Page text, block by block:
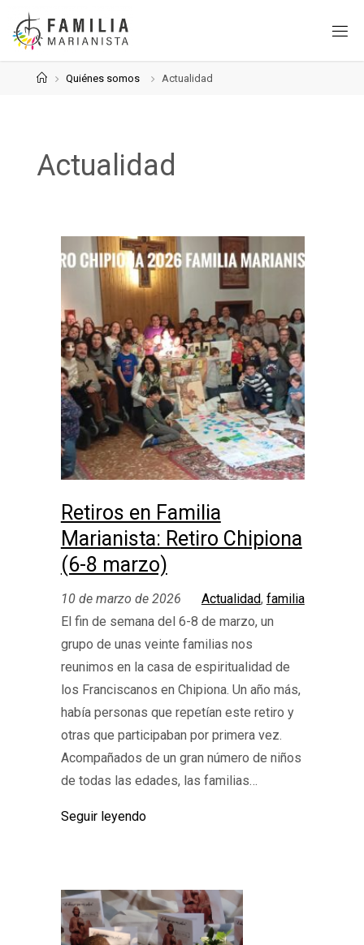
Saltar
contenido
PáginaQuiénes somos Actualidad
Actualidad
Retiros en Familia
Marianista: Retiro Chipiona
(6-8 marzo)
10 de marzo de 2026 Actualidad, familia
El fin de semana del 6-8 de marzo, un
grupo de unas veinte familias nos
reunimos en la casa de espiritualidad de
los Franciscanos en Chipiona. Un año más,
había personas que repetían este retiro y
otras que participaban por primera vez.
Acompañados de un gran número de niños
de todas las edades, las familias…
Seguir leyendo